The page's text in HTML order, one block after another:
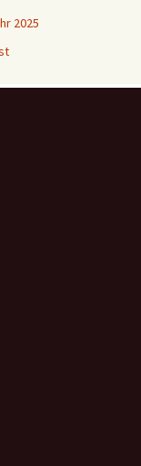
2025